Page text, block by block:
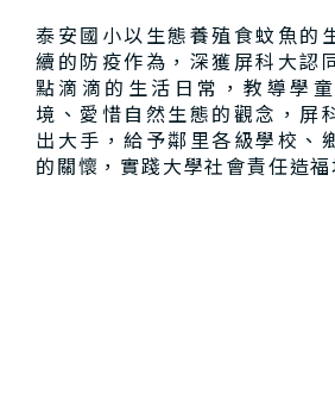
泰安國小以生態養殖食蚊魚的
續的防疫作為，深獲屏科大認
點滴滴的生活日常，教導學
境、愛惜自然生態的觀念，屏
出大手，給予鄰里各級學校、
的關懷，實踐大學社會責任造福